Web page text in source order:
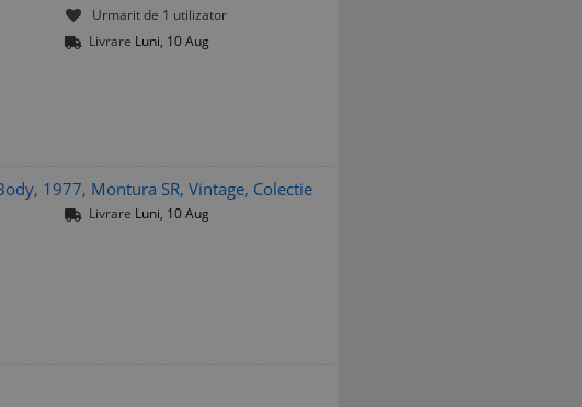
Urmarit de 1 utilizator
Livrare Luni, 10 Aug
1977, Montura SR, Vintage, Colectie
Livrare Luni, 10 Aug